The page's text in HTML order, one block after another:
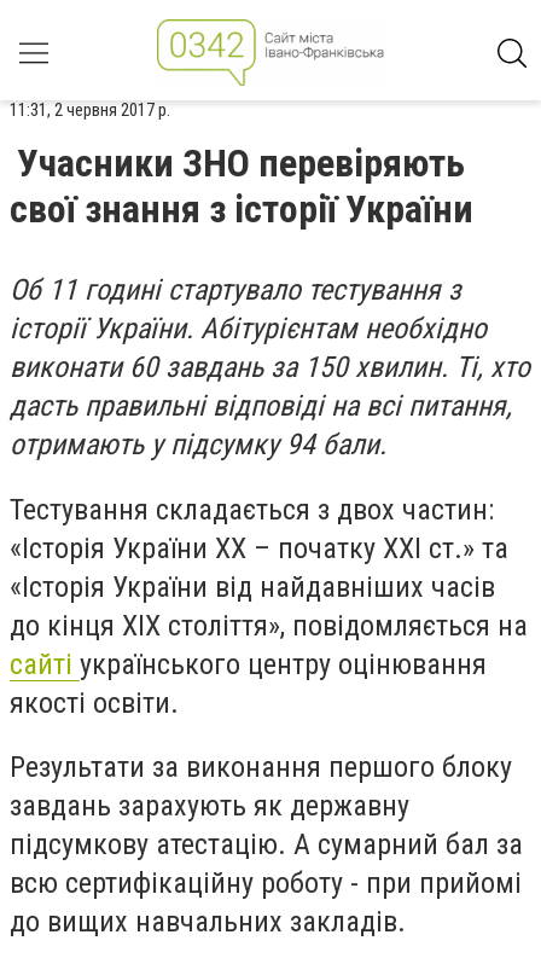
11:31, 2 червня 2017 р.
Учасники ЗНО перевіряють
свої знання з історії України
Об 11 годині стартувало тестування з
історії України. Абітурієнтам необхідно
виконати 60 завдань за 150 хвилин. Ті, хто
дасть правильні відповіді на всі питання,
отримають у підсумку 94 бали.
Тестування складається з двох частин:
«Історія України XX – початку XXI ст.» та
«Історія України від найдавніших часів
до кінця XIX століття», повідомляється на
сайті українського центру оцінювання
якості освіти.
Результати за виконання першого блоку
завдань зарахують як державну
підсумкову атестацію. А сумарний бал за
всю сертифікаційну роботу - при прийомі
до вищих навчальних закладів.